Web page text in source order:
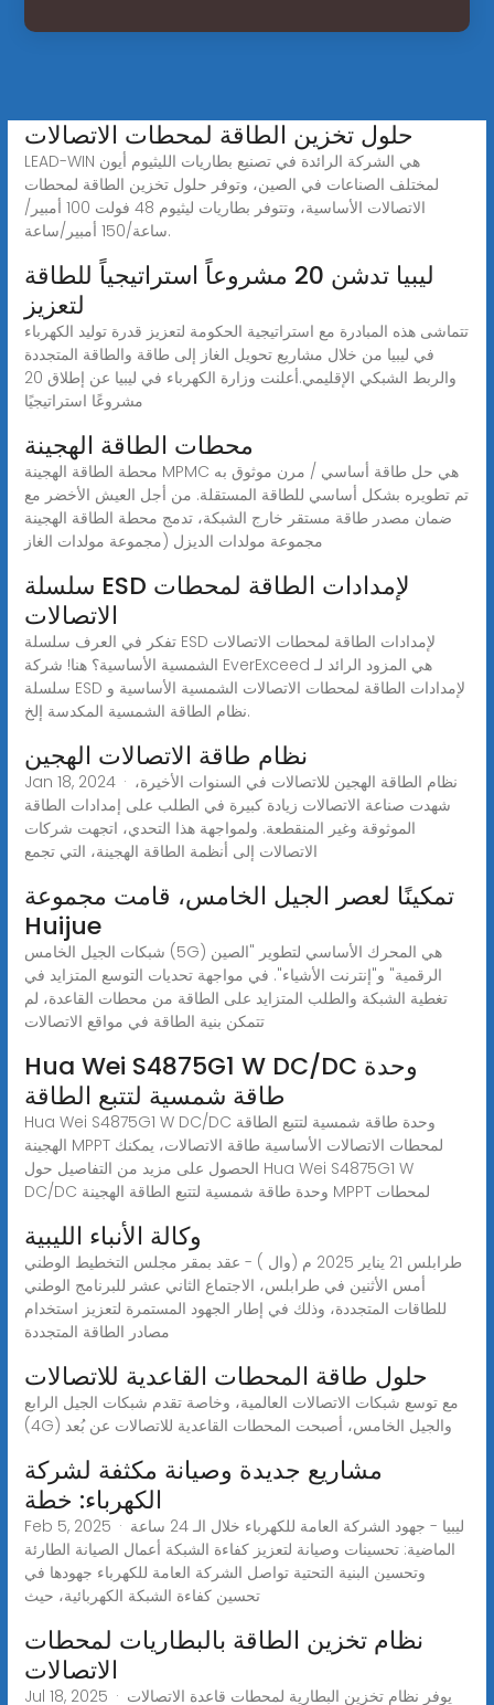
حلول تخزين الطاقة لمحطات الاتصالات
LEAD-WIN هي الشركة الرائدة في تصنيع بطاريات الليثيوم أيون
لمختلف الصناعات في الصين، وتوفر حلول تخزين الطاقة لمحطات
الاتصالات الأساسية، وتتوفر بطاريات ليثيوم 48 فولت 100 أمبير/
ساعة/150 أمبير/ساعة.
ليبيا تدشن 20 مشروعاً استراتيجياً للطاقة
لتعزيز
تتماشى هذه المبادرة مع استراتيجية الحكومة لتعزيز قدرة توليد الكهرباء
في ليبيا من خلال مشاريع تحويل الغاز إلى طاقة والطاقة المتجددة
والربط الشبكي الإقليمي.أعلنت وزارة الكهرباء في ليبيا عن إطلاق 20
مشروعًا استراتيجيًا
محطات الطاقة الهجينة
محطة الطاقة الهجينة MPMC هي حل طاقة أساسي / مرن موثوق به
تم تطويره بشكل أساسي للطاقة المستقلة. من أجل العيش الأخضر مع
ضمان مصدر طاقة مستقر خارج الشبكة، تدمج محطة الطاقة الهجينة
مجموعة مولدات الديزل (مجموعة مولدات الغاز
سلسلة ESD لإمدادات الطاقة لمحطات
الاتصالات
تفكر في العرف سلسلة ESD لإمدادات الطاقة لمحطات الاتصالات
الشمسية الأساسية؟ هنا! شركة EverExceed هي المزود الرائد لـ
سلسلة ESD لإمدادات الطاقة لمحطات الاتصالات الشمسية الأساسية و
نظام الطاقة الشمسية المكدسة إلخ.
نظام طاقة الاتصالات الهجين
Jan 18, 2024 · نظام الطاقة الهجين للاتصالات في السنوات الأخيرة،
شهدت صناعة الاتصالات زيادة كبيرة في الطلب على إمدادات الطاقة
الموثوقة وغير المنقطعة. ولمواجهة هذا التحدي، اتجهت شركات
الاتصالات إلى أنظمة الطاقة الهجينة، التي تجمع
تمكينًا لعصر الجيل الخامس، قامت مجموعة
Huijue
شبكات الجيل الخامس (5G) هي المحرك الأساسي لتطوير "الصين
الرقمية" و"إنترنت الأشياء". في مواجهة تحديات التوسع المتزايد في
تغطية الشبكة والطلب المتزايد على الطاقة من محطات القاعدة، لم
تتمكن بنية الطاقة في مواقع الاتصالات
Hua Wei S4875G1 W DC/DC وحدة
طاقة شمسية لتتبع الطاقة
Hua Wei S4875G1 W DC/DC وحدة طاقة شمسية لتتبع الطاقة
الهجينة MPPT لمحطات الاتصالات الأساسية طاقة الاتصالات، يمكنك
الحصول على مزيد من التفاصيل حول Hua Wei S4875G1 W
DC/DC وحدة طاقة شمسية لتتبع الطاقة الهجينة MPPT لمحطات
وكالة الأنباء الليبية
طرابلس 21 يناير 2025 م (وال ) - عقد بمقر مجلس التخطيط الوطني
أمس الأثنين في طرابلس، الاجتماع الثاني عشر للبرنامج الوطني
للطاقات المتجددة، وذلك في إطار الجهود المستمرة لتعزيز استخدام
مصادر الطاقة المتجددة
حلول طاقة المحطات القاعدية للاتصالات
مع توسع شبكات الاتصالات العالمية، وخاصة تقدم شبكات الجيل الرابع
(4G) والجيل الخامس، أصبحت المحطات القاعدية للاتصالات عن بُعد
مشاريع جديدة وصيانة مكثفة لشركة
الكهرباء: خطة
Feb 5, 2025 · ليبيا - جهود الشركة العامة للكهرباء خلال الـ 24 ساعة
الماضية: تحسينات وصيانة لتعزيز كفاءة الشبكة أعمال الصيانة الطارئة
وتحسين البنية التحتية تواصل الشركة العامة للكهرباء جهودها في
تحسين كفاءة الشبكة الكهربائية، حيث
نظام تخزين الطاقة بالبطاريات لمحطات
الاتصالات
Jul 18, 2025 · يوفر نظام تخزين البطارية لمحطات قاعدة الاتصالات